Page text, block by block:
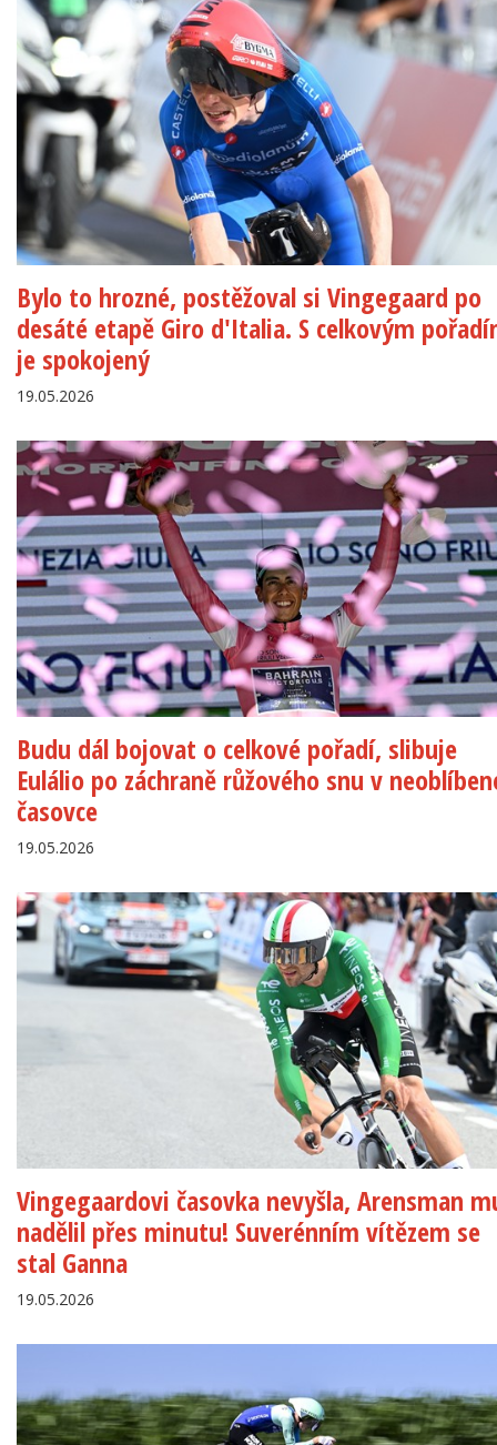
Bylo to hrozné, postěžoval si Vingegaard po
desáté etapě Giro d'Italia. S celkovým
je spokojený
19.05.2026
Budu dál bojovat o celkové pořadí, slibuje
Eulálio po záchraně růžového snu v
časovce
19.05.2026
Vingegaardovi časovka nevyšla, Arensman
nadělil přes minutu! Suverénním vítězem se
stal Ganna
19.05.2026